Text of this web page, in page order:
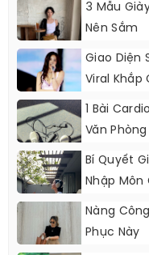
3 Mẫu
Nên Sắm
Giao Diện
Viral Khắp
1 Bài
Văn
Bí Quyết
Nhập Môn
Nàng
Phục Này